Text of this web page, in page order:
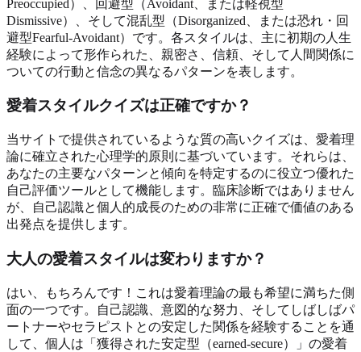
Preoccupied）、回避型（Avoidant、または軽視型
Dismissive）、そして混乱型（Disorganized、または恐れ・回
避型Fearful-Avoidant）です。各スタイルは、主に初期の人生
経験によって形作られた、親密さ、信頼、そして人間関係に
ついての行動と信念の異なるパターンを表します。
愛着スタイルクイズは正確ですか？
当サイトで提供されているような質の高いクイズは、愛着理
論に確立された心理学的原則に基づいています。それらは、
あなたの主要なパターンと傾向を特定するのに役立つ優れた
自己評価ツールとして機能します。臨床診断ではありません
が、自己認識と個人的成長のための非常に正確で価値のある
出発点を提供します。
大人の愛着スタイルは変わりますか？
はい、もちろんです！これは愛着理論の最も希望に満ちた側
面の一つです。自己認識、意図的な努力、そしてしばしばパ
ートナーやセラピストとの安定した関係を経験することを通
して、個人は「獲得された安定型（earned-secure）」の愛着